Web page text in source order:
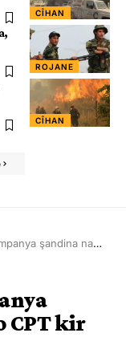
CÎHAN
ROJANE
CÎHAN
nameyan ji bo CPT kir
CPT kir